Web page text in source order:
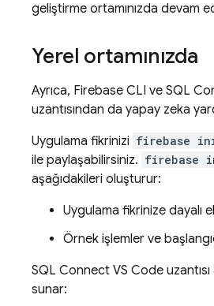
geliştirme ortamınızda devam
Yerel ortamınızda
Ayrıca, Firebase CLI ve SQL
uzantısından da yapay zeka
Uygulama fikrinizi firebase
ile paylaşabilirsiniz. firebase
aşağıdakileri oluşturur:
Uygulama fikrinize dayalı
Örnek işlemler ve
SQL Connect VS Code
sunar: